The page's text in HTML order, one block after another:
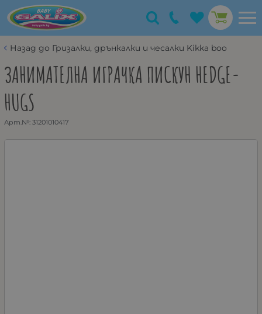
Назад до Гризалки, дрънкалки и чесалки Kikka boo
ЗАНИМАТЕЛНА ИГРАЧКА ПИСКУН HEDGE-
HUGS
Арт.№: 31201010417